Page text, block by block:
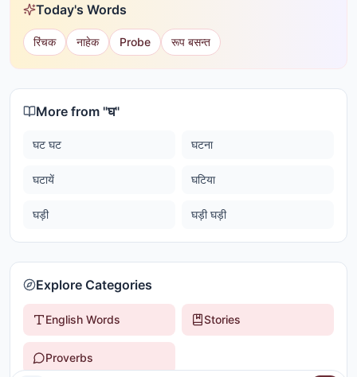
Today's Words
रिंचक नाहेक Probe रूप बसन्त
More from "घ"
घट घट घटना
घटायें घटिया
घड़ी घड़ी घड़ी
Explore Categories
English Words Stories
Proverbs